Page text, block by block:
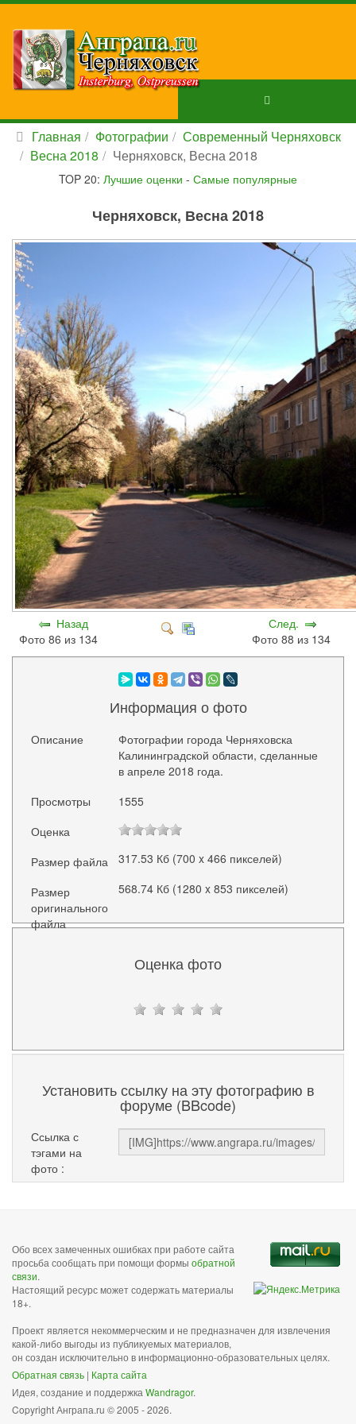
Главная Фотографии
Современный Черняховск
Весна 2018
Черняховск, Весна 2018
TOP 20: Лучшие оценки - Самые популярные
Черняховск, Весна 2018
Назад
Фото 86 из 134
След.
Фото 88 из 134
Информация о фото
Описание
Фотографии города Черняховска
Калининградской области, сделанные
в апреле 2018 года.
Просмотры
1555
Оценка
Размер файла
317.53 Кб (700 x 466 пикселей)
Размер
оригинального
файла
568.74 Кб (1280 x 853 пикселей)
Оценка фото
Установить ссылку на эту фотографию в
форуме (BBcode)
Ссылка с
тэгами на
фото :
Обо всех замеченных ошибках при работе сайта
просьба сообщать при помощи формы обратной
связи.
Настоящий ресурс может содержать материалы
18+.
Проект является некоммерческим и не предназначен для извлечения
какой-либо выгоды из публикуемых материалов,
он создан исключительно в информационно-образовательных целях.
Обратная связь | Карта сайта
Идея, создание и поддержка Wandragor.
Copyright Анграпа.ru © 2005 - 2026.